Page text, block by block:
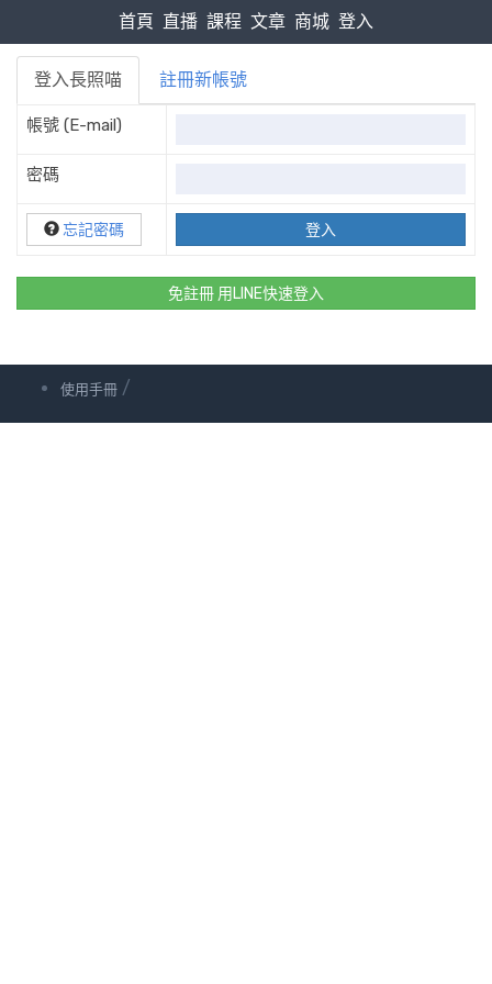
首頁 直播 課程 文章 商城 登入
登入長照喵 註冊新帳號
帳號 (E-mail)
密碼
忘記密碼
免註冊 用LINE快速登入
使用手冊 /